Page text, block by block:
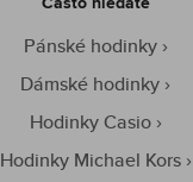
Pánské hodinky
Dámské hodinky
Hodinky Casio
Hodinky Michael Kors